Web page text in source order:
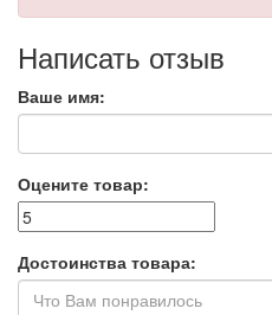
Написать отзыв
Ваше имя:
Оцените товар:
Достоинства товара: